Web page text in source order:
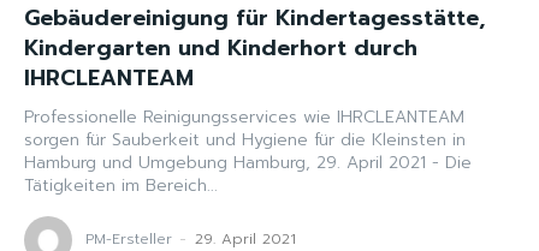
Gebäudereinigung für Kindertagesstätte,
Kindergarten und Kinderhort durch
IHRCLEANTEAM
Professionelle Reinigungsservices wie IHRCLEANTEAM
sorgen für Sauberkeit und Hygiene für die Kleinsten in
Hamburg und Umgebung Hamburg, 29. April 2021 - Die
Tätigkeiten im Bereich...
PM-Ersteller - 29. April 2021